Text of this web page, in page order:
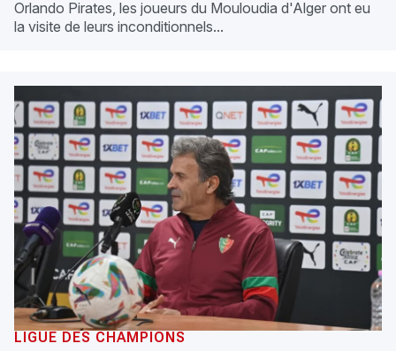
Orlando Pirates, les joueurs du Mouloudia d'Alger ont eu
la visite de leurs inconditionnels...
LIGUE DES CHAMPIONS